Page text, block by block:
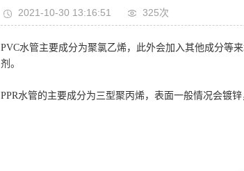
2021-10-30 13:16:51 325次
PVC水管主要成分为聚氯乙烯，此外会加入其他成分等
剂。
PPR水管的主要成分为三型聚丙烯，表面一般情况会镀